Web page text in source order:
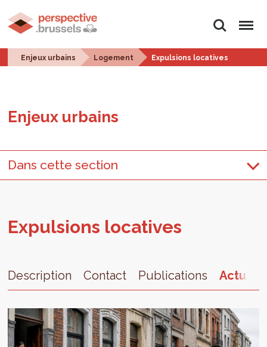
Rechercher
Menu
Enjeux urbains Logement Expulsions locatives
Enjeux urbains
Dans cette section
Expul­sions loca­tives
Description Contact Publications